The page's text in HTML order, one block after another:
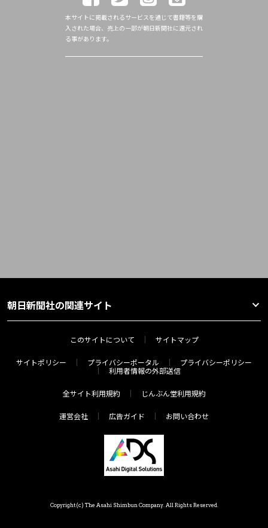
本サイトに掲載されるサービスを通じて書籍等を購
入された場合、売上の一部が朝日新聞社に還元され
る事があります。
朝日新聞社の関連サイト
このサイトについて サイトマップ
サイトポリシー プライバシーポータル
プライバシーポリシー
利用者情報の外部送信
全サイト利用規約 じんぶん堂利用規約
運営会社 広告ガイド お問い合わせ
Copyright(c) The Asahi Shimbun Company. All Rights Reserved.